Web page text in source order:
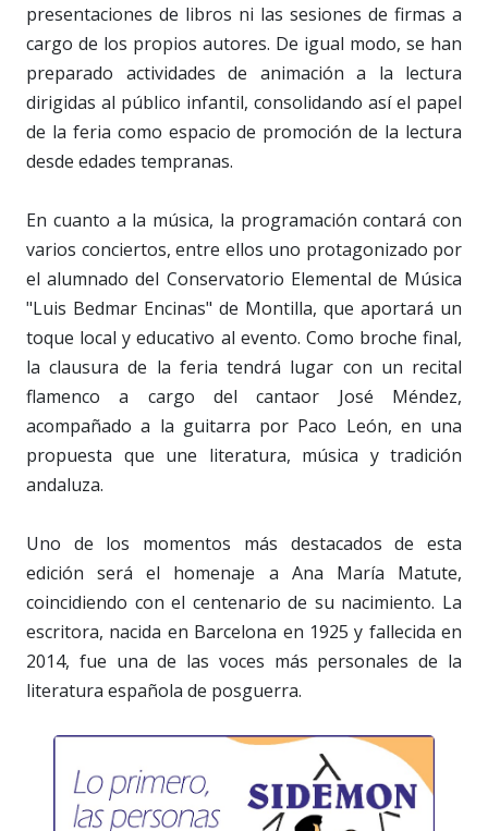
presentaciones de libros ni las sesiones de firmas a
cargo de los propios autores. De igual modo, se han
preparado actividades de animación a la lectura
dirigidas al público infantil, consolidando así el papel
de la feria como espacio de promoción de la lectura
desde edades tempranas.
En cuanto a la música, la programación contará con
varios conciertos, entre ellos uno protagonizado por
el alumnado del Conservatorio Elemental de Música
"Luis Bedmar Encinas" de Montilla, que aportará un
toque local y educativo al evento. Como broche final,
la clausura de la feria tendrá lugar con un recital
flamenco a cargo del cantaor José Méndez,
acompañado a la guitarra por Paco León, en una
propuesta que une literatura, música y tradición
andaluza.
Uno de los momentos más destacados de esta
edición será el homenaje a Ana María Matute,
coincidiendo con el centenario de su nacimiento. La
escritora, nacida en Barcelona en 1925 y fallecida en
2014, fue una de las voces más personales de la
literatura española de posguerra.